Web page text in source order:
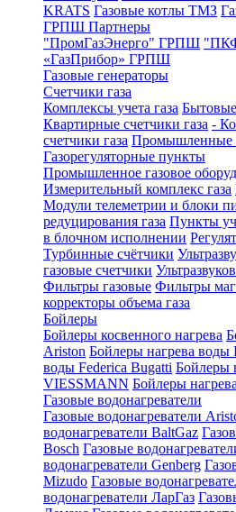
KRATS Газовые котлы ТМЗ
ГРПШ Партнеры
"ПромГазЭнерго" ГРПШ
«ГазПрибор» ГРПШ
Газовые генераторы
Счетчики газа
Комплексы учета газа Бытовые
Квартирные счетчики газа -
счетчики газа Промышленные
Газорегуляторные пункты
Промышленное газовое
Измерительный комплекс газа
Модули телеметрии и блоки
редуцирования газа Пункты
в блочном исполнении
Турбинные счётчики
газовые счетчики
Фильтры газовые Фильтры
корректоры объема газа
Бойлеры
Бойлеры косвенного нагрева
Ariston Бойлеры нагрева
воды Federica Bugatti Бойлеры
VIESSMANN Бойлеры
Газовые водонагреватели
Газовые водонагреватели
водонагреватели BaltGaz
Bosch Газовые
водонагреватели Genberg
Mizudo Газовые
водонагреватели ЛарГаз